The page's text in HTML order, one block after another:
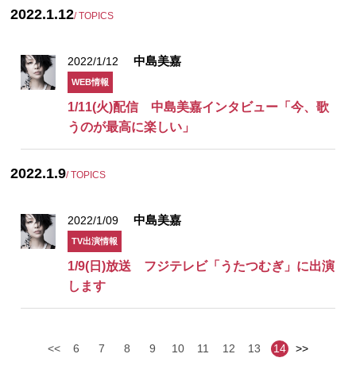
2022.1.12/ TOPICS
2022/1/12 中島美嘉
WEB情報
1/11(火)配信 中島美嘉インタビュー「今、歌
うのが最高に楽しい」
2022.1.9/ TOPICS
2022/1/09 中島美嘉
TV出演情報
1/9(日)放送 フジテレビ「うたつむぎ」に出演
します
<< 6 7 8 9 10 11 12 13 14 >>